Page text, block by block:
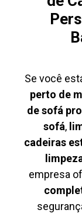
Se você
perto de
de sofá
sofá,
cadeiras
empresa